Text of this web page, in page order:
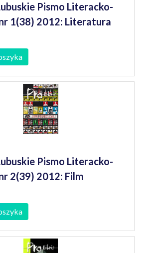
Pismo Literacko-
1(38) 2012: Literatura
Pismo Literacko-
2(39) 2012: Film